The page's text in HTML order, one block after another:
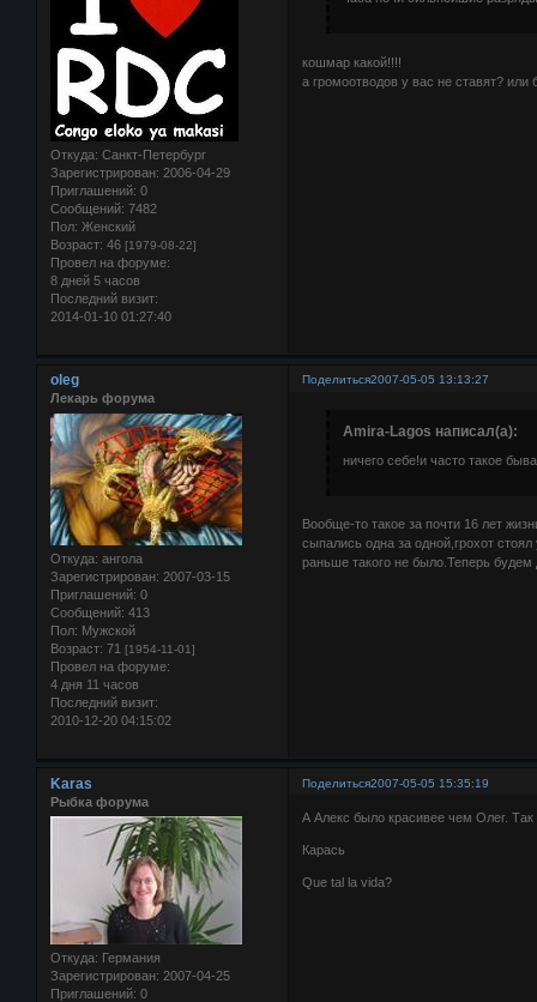
Откуда: Санкт-Петербург
Зарегистрирован: 2006-04-29
Приглашений: 0
Сообщений: 7482
Пол: Женский
Возраст: 46 [1979-08-22]
Провел на форуме:
8 дней 5 часов
Последний визит:
2014-01-10 01:27:40
кошмар какой!!!!
а громоотводов у вас не ставят? или
Поделиться2007-05-05 13:13:27
oleg
Лекарь форума
Откуда: ангола
Зарегистрирован: 2007-03-15
Приглашений: 0
Сообщений: 413
Пол: Мужской
Возраст: 71 [1954-11-01]
Провел на форуме:
4 дня 11 часов
Последний визит:
2010-12-20 04:15:02
Amira-Lagos написал(а):
ничего себе!и часто такое
Вообще-то такое за почти 16 лет
сыпались одна за одной,грохот
раньше такого не было.Теперь будем
Поделиться2007-05-05 15:35:19
Karas
Рыбка форума
Откуда: Германия
Зарегистрирован: 2007-04-25
Приглашений: 0
А Алекс было красивее чем Олег.
Карась
Que tal la vida?